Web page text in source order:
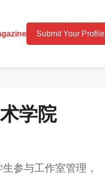
Submit Your Profile
学院
参与工作室管理，